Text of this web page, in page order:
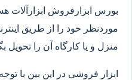
بورس ابزارفروش ابزارآلات
موردنظر خود را از طریق
منزل و یا کارگاه آن را تحویل
ابزار فروشی در این بین با